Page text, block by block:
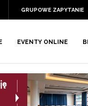
GRUPOWE ZAPYTANIE
EVENTY ONLINE